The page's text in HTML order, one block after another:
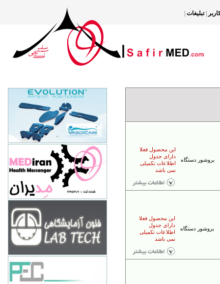
| تبليغات |
بروشور دستگاه
این محصول فعلا
دارای جدول
اطلاعات تکمیلی
نمی باشد
بروشور دستگاه
این محصول فعلا
دارای جدول
اطلاعات تکمیلی
نمی باشد
مدیران سلامت سفیر
77500165
تهران- پایین تر از میدان سپاه- نبش کوچه
احمد نیا- پلاک یک
مدیران سلامت سفیر
77500165
تهران- پایین تر از میدان سپاه- نبش کوچه
احمد نیا- پلاک یک
تهران - بهشتي - بعد از سهروردي -
کاووسي فر - نبش کوچه باسقی- پلاک 20
و 21
www.fonoon.co.ir
الکترونیک برتر
88982612-16
تهران - خیابان زرتشت غربی- کوچه سوم